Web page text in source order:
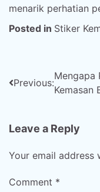
menarik perhatian
Posted in Stiker
Post
navigation
Previous:
Mengapa
Kemasan
Leave a Reply
Your email address
Comment *